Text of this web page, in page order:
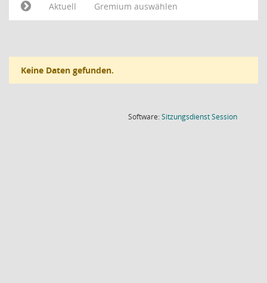
Aktuell
Gremium auswählen
Keine Daten gefunden.
Software:SitzungsdienstSession(Wird in